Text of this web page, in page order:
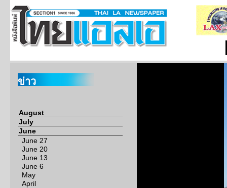
ข่าว
August
July
June
June 27
June 20
June 13
June 6
May
April